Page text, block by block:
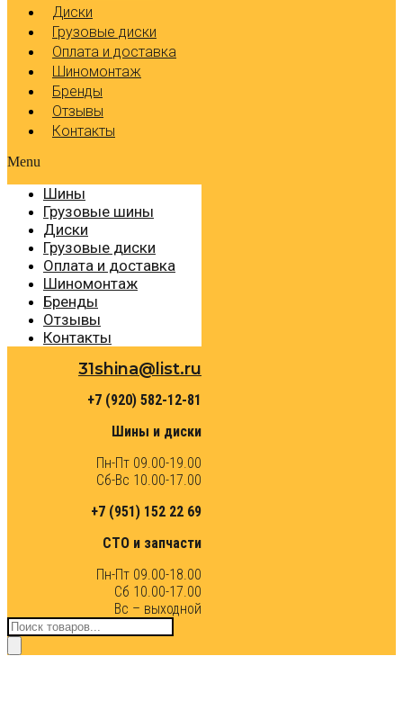
Диски
Грузовые диски
Оплата и доставка
Шиномонтаж
Бренды
Отзывы
Контакты
Menu
Шины
Грузовые шины
Диски
Грузовые диски
Оплата и доставка
Шиномонтаж
Бренды
Отзывы
Контакты
31shina@list.ru
+7 (920) 582-12-81
Шины и диски
Пн-Пт 09.00-19.00
Сб-Вс 10.00-17.00
+7 (951) 152 22 69
СТО и запчасти
Пн-Пт 09.00-18.00
Сб 10.00-17.00
Вс – выходной
Поиск
товаров